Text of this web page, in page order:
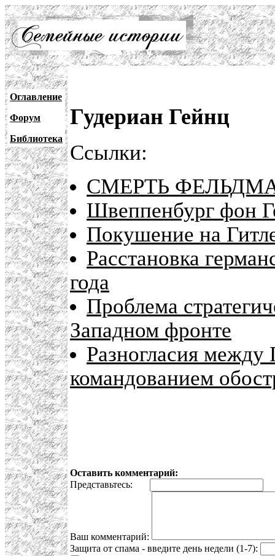
Оглавление
Форум
Библиотека
Гудериан Гейнц
Ссылки:
СМЕРТЬ
Швеппенбург фон
Покушение на
Расстановка
года
Проблема
Западном фронте
Разногласия
командованием
Оставить комментарий:
Представьтесь:
Ваш комментарий:
Защита от спама - введите день недели (1-7):